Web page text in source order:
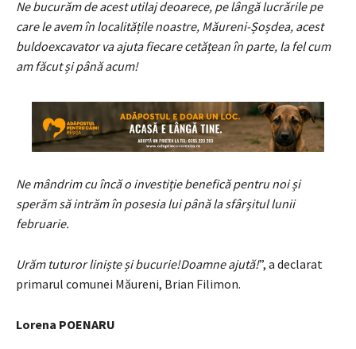
Ne bucurăm de acest utilaj deoarece, pe lângă lucrările pe
care le avem în localitățile noastre, Măureni-Șoșdea, acest
buldoexcavator va ajuta fiecare cetățean în parte, la fel cum
am făcut și până acum!
Ne mândrim cu încă o investiție benefică pentru noi și
sperăm să intrăm în posesia lui până la sfârșitul lunii
februarie.
Urăm tuturor liniște și bucurie!Doamne ajută!”, a declarat
primarul comunei Măureni, Brian Filimon.
Lorena POENARU